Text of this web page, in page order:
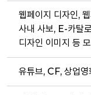
웹페이지 디자인,
사내 사보, E-카탈
디자인 이미지 등
유튜브, CF, 상업